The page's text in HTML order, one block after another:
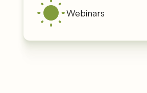
Webinars